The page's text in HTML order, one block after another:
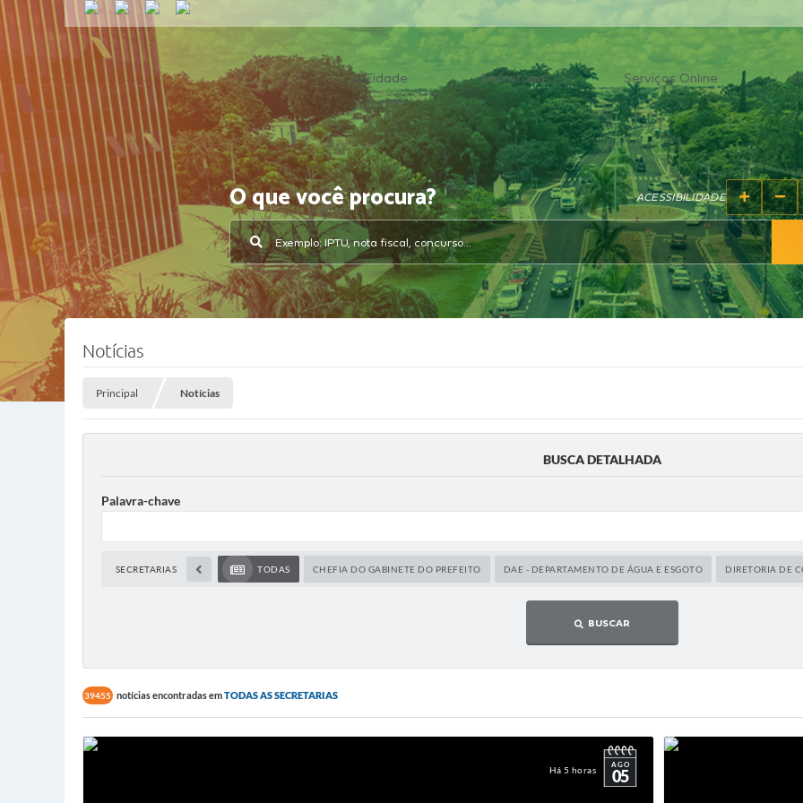
A Cidade Secretarias Serviços Online
O que você procura? ACESSIBILIDADE
Notícias
Principal Notícias
BUSCA DETALHADA
Palavra-chave
SECRETARIAS TODAS CHEFIA DO GABINETE DO PREFEITO DAE - DEPARTAMENTO DE ÁGUA E ESGOTO DIRETORIA DE
BUSCAR
39455 notícias encontradas emTODAS AS SECRETARIAS
Há 5 horas AGO
05